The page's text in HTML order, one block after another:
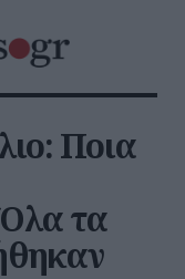
Ποια
τα